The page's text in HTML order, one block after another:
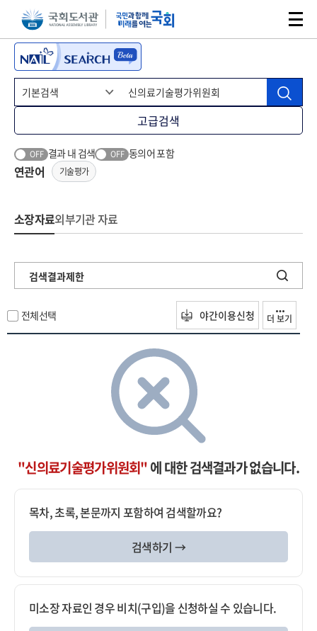
본문 바로가기주메뉴 바로가기
고급검색
OFF 결과 내 검색 OFF 동의어 포함
연관어 기술평가
소장자료외부기관 자료
검색결과제한
전체선택 야간이용신청 더 보기
"신의료기술평가위원회"에 대한 검색결과가 없습니다.
목차, 초록, 본문까지 포함하여 검색할까요?
검색하기 →
미소장 자료인 경우 비치(구입)을 신청하실 수 있습니다.